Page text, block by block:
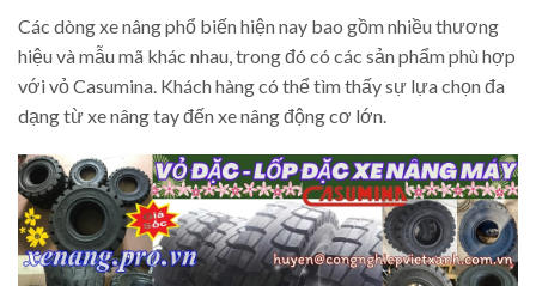
Các dòng xe nâng phổ biến hiện nay bao gồm nhiều thương
hiệu và mẫu mã khác nhau, trong đó có các sản phẩm phù hợp
với vỏ Casumina. Khách hàng có thể tìm thấy sự lựa chọn đa
dạng từ xe nâng tay đến xe nâng động cơ lớn.